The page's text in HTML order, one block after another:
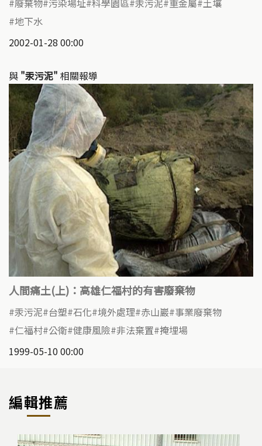
地下水
2002-01-28 00:00
與 "汞污泥" 相關報導
人間痛土(上)：高雄仁福村的有害廢棄物
汞污泥 台塑 石化 境外處理 赤山巖 事業廢棄物
仁福村 公衛 健康風險 非法棄置 掩埋場
1999-05-10 00:00
編輯推薦